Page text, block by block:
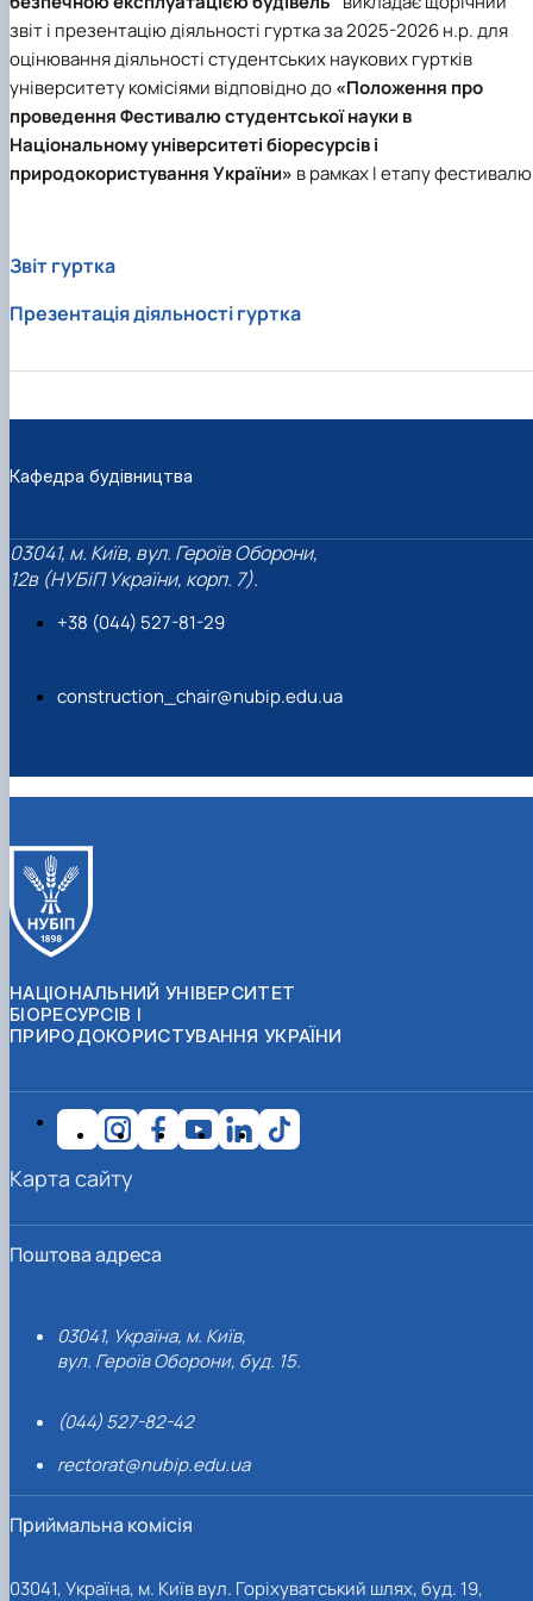
звіт і презентацію діяльності гуртка за 2025-2026 н.р. для
оцінювання діяльності студентських наукових гуртків
університету комісіями відповідно до«Положення про
проведення Фестивалю студентської науки в
Національному університеті біоресурсів і
природокористування України» в рамках I етапу
Звіт гуртка
Презентація діяльності гуртка
Кафедра будівництва
03041, м. Київ, вул. Героїв Оборони,
12в (НУБіП України, корп. 7).
+38 (044) 527-81-29
construction_chair@nubip.edu.ua
НАЦІОНАЛЬНИЙ УНІВЕРСИТЕТ
БІОРЕСУРСІВ І
ПРИРОДОКОРИСТУВАННЯ УКРАЇНИ
Поштова адреса
03041, Україна, м. Київ,
вул. Героїв Оборони, буд. 15.
(044) 527-82-42
rectorat@nubip.edu.ua
Приймальна комісія
03041, Україна, м. Київ вул. Горіхуватський шлях, буд. 19,
Карта сайту